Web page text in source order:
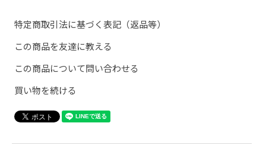
特定商取引法に基づく表記（返品等）
この商品を友達に教える
この商品について問い合わせる
買い物を続ける